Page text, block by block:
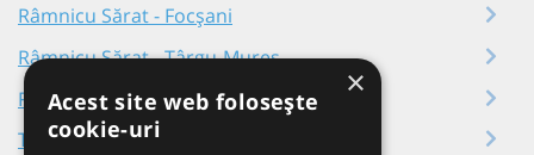
Râmnicu Sărat - Focșani
Râmnicu Sărat - Târgu-Mureș
Râmnicu Sărat - Buzău
Toate plecările din Râmnicu Sărat
×
Acest site web folosește
cookie-uri